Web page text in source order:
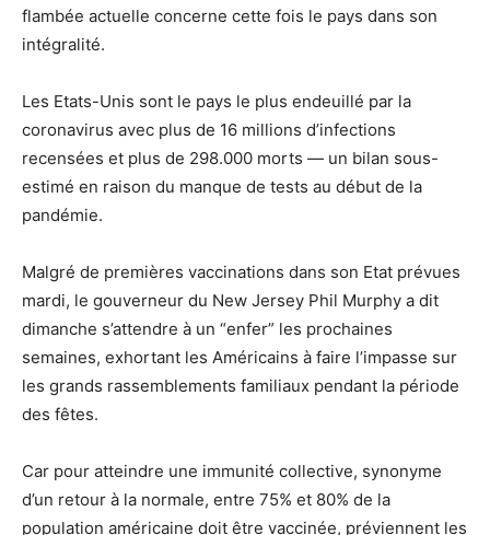
flambée actuelle concerne cette fois le pays dans son
intégralité.
Les Etats-Unis sont le pays le plus endeuillé par la
coronavirus avec plus de 16 millions d’infections
recensées et plus de 298.000 morts — un bilan sous-
estimé en raison du manque de tests au début de la
pandémie.
Malgré de premières vaccinations dans son Etat prévues
mardi, le gouverneur du New Jersey Phil Murphy a dit
dimanche s’attendre à un “enfer” les prochaines
semaines, exhortant les Américains à faire l’impasse sur
les grands rassemblements familiaux pendant la période
des fêtes.
Car pour atteindre une immunité collective, synonyme
d’un retour à la normale, entre 75% et 80% de la
population américaine doit être vaccinée, préviennent les